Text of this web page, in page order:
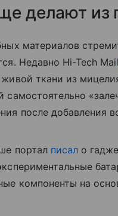
делают из
материалов
Недавно Hi-Tech Mail
ткани из
самостоятельно
после добавления
портал писал о
компоненты на